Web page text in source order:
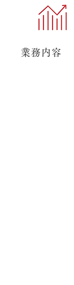
業務内容